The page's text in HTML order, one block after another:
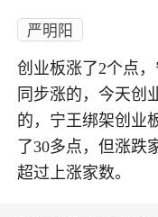
严明阳
创业板涨了2个点
同步涨的，今天创
的，宁王绑架创业
了30多点，但涨跌
超过上涨家数。